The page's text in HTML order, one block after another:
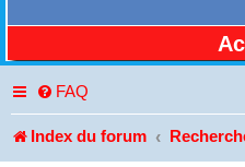
FAQ
Index du forum